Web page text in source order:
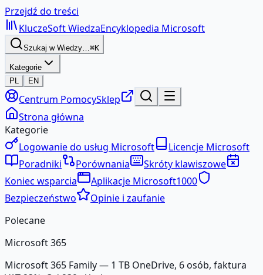
Przejdź do treści
KluczeSoftWiedzaEncyklopedia Microsoft
Szukaj w Wiedzy…⌘K
Kategorie
PL
EN
Centrum PomocySklep
Strona główna
Kategorie
Logowanie do usług Microsoft
Licencje Microsoft
Poradniki
Porównania
Skróty klawiszowe
Koniec wsparcia
Aplikacje Microsoft1000
Bezpieczeństwo
Opinie i zaufanie
Polecane
Microsoft 365
Microsoft 365 Family — 1 TB OneDrive, 6 osób, faktura